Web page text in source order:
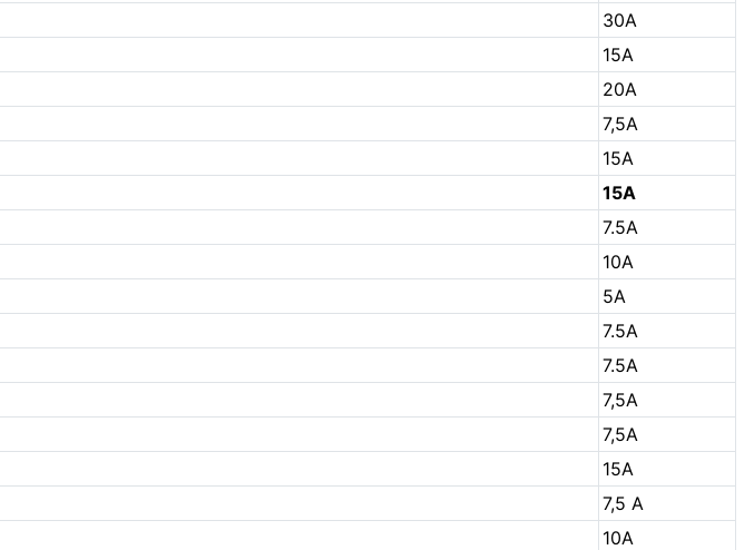
30А
15А
20А
7,5А
15А
15А
7.5А
10А
5А
7.5А
7.5А
7,5А
7,5А
15А
7,5 А
10А